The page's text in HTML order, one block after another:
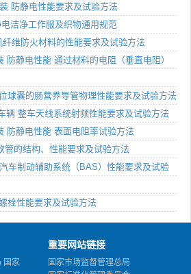
防静电性能要求及试验方法
洁净工作服及织物通用规范
维防火材料的性能要求及试验方法
静电性能 通过材料的电阻（垂直电阻）
球囊的肠营养导管物理性能要求及试验方法
辆 整车天线系统射频性能要求及试验方法
防静电性能 表面电阻率试验方法
管的结构、性能要求及试验方法
车制动辅助系统（BAS）性能要求及试验
栓性能要求及试验方法
国家
重要网站链接
国家市场监督管理总局